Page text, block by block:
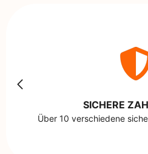
SICHERE
Über 10 verschiedene